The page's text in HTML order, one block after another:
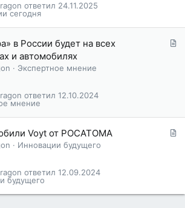
сегодня
24.11.2025
С
в России будет на всех
и автомобилях
Экспертное мнение
мнение
12.10.2024
С
Voyt от РОСАТОМА
Инновации будущего
будущего
12.09.2024